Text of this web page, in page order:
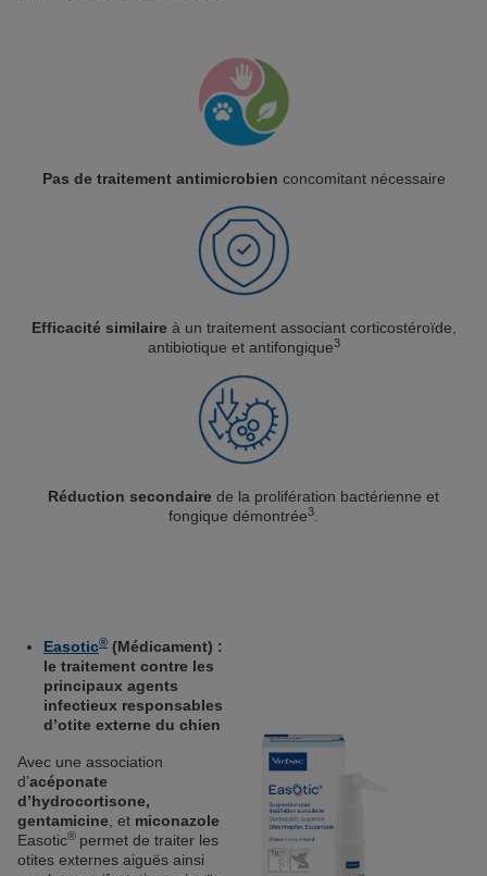
Pas de traitement antimicrobien concomitant nécessaire
Efficacité similaireà un traitement associant corticostéroïde,
antibiotique et antifongique3
Réduction secondaire de la prolifération bactérienne et
fongique démontrée3.
Easotic® (Médicament) :
le traitement contre les
principaux agents
infectieux responsables
d’otite externe du chien
Avec une association
d’acéponate
d’hydrocortisone,
gentamicine, et miconazole
Easotic® permet de traiter les
otites externes aiguës ainsi